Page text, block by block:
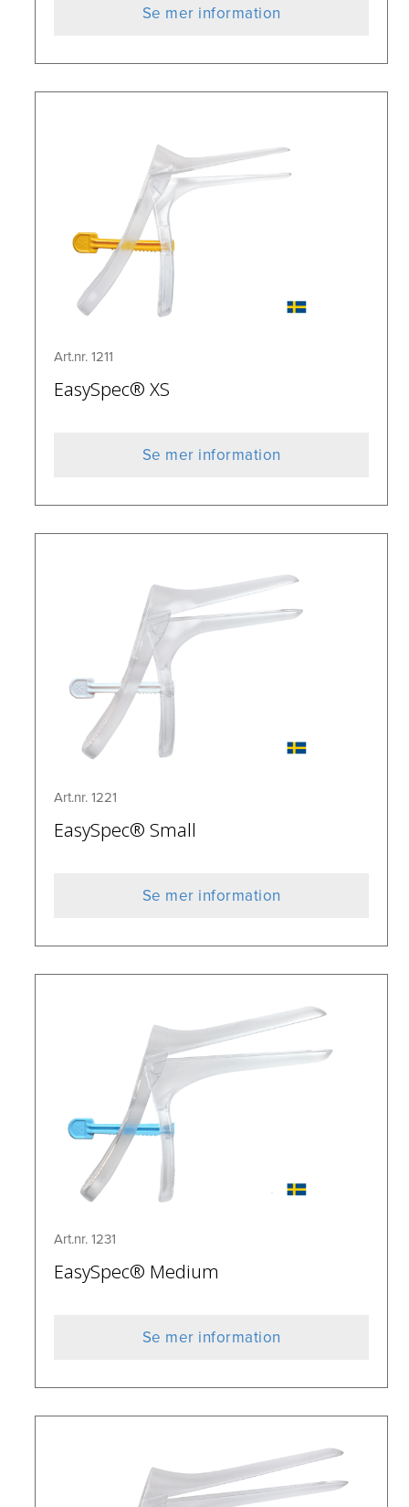
Se mer information
Art.nr. 1211
EasySpec® XS
Se mer information
Art.nr. 1221
EasySpec® Small
Se mer information
Art.nr. 1231
EasySpec® Medium
Se mer information